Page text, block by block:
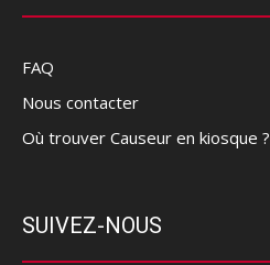
FAQ
Nous contacter
Où trouver Causeur en kiosque ?
SUIVEZ-NOUS